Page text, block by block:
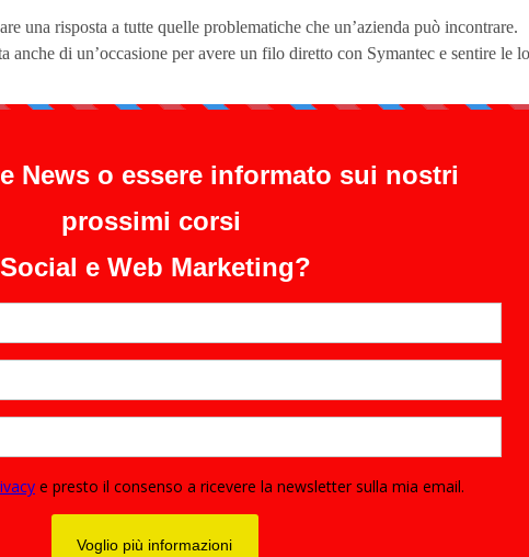
una risposta a tutte quelle problematiche che un’azienda può incontrare.
anche di un’occasione per avere un filo diretto con Symantec e sentire le